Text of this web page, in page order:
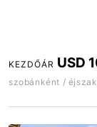
KEZDŐÁR USD
szobánként /